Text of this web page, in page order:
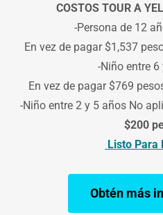
COSTOS TOUR A
-Persona de 12
En vez de pagar $1,537
-Niño entre
En vez de pagar $769
-Niño entre 2 y 5 años No
$200
Listo Para
Obtén más